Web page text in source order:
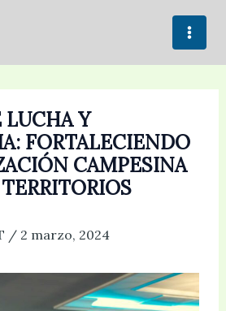
LUCHA Y
FORTALECIENDO
CAMPESINA
/ 2 marzo, 2024